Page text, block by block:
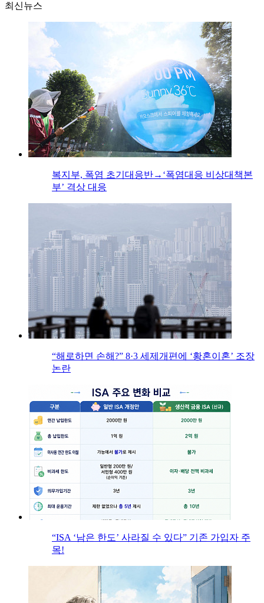
최신뉴스
복지부, 폭염 초기대응반→‘폭염대응 비상대책본
부’ 격상 대응
“해로하면 손해?” 8·3 세제개편에 ‘황혼이혼’ 조장
논란
“ISA ‘남은 한도’ 사라질 수 있다” 기존 가입자 주
목!